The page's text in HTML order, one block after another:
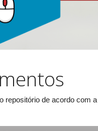
repositório de acordo com